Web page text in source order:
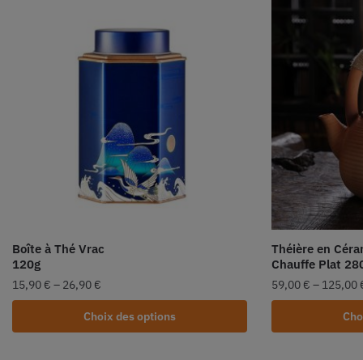
Boîte à Thé Vrac
120g
15,90 € – 26,90 €
Choix des options
Théière en
Chauffe Plat
59,00 € – 125,00